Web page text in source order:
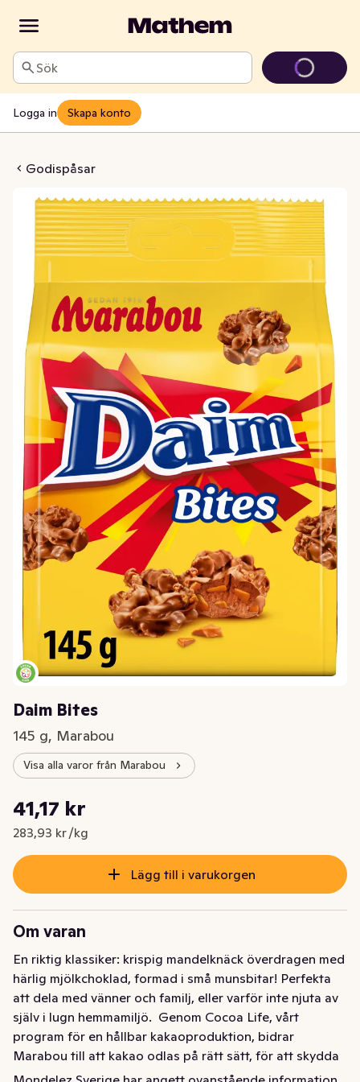
Sök
Logga in Skapa konto
Godispåsar
Bites
Daim Bites
145 g, Marabou
Visa alla varor från Marabou
Nuvarande pris är: 41,17 kr
41,17 kr
283,93 kr /kg
Styckpris: 283,93 kr /kg
Lägg till i varukorgen
Om varan
En riktig klassiker: krispig mandelknäck överdragen med
härlig mjölkchoklad, formad i små munsbitar! Perfekta
att dela med vänner och familj, eller varför inte njuta av
själv i lugn hemmamiljö.  Genom Cocoa Life, vårt
program för en hållbar kakaoproduktion, bidrar
Marabou till att kakao odlas på rätt sätt, för att skydda
planeten och respektera mänskliga rättigheter i vår